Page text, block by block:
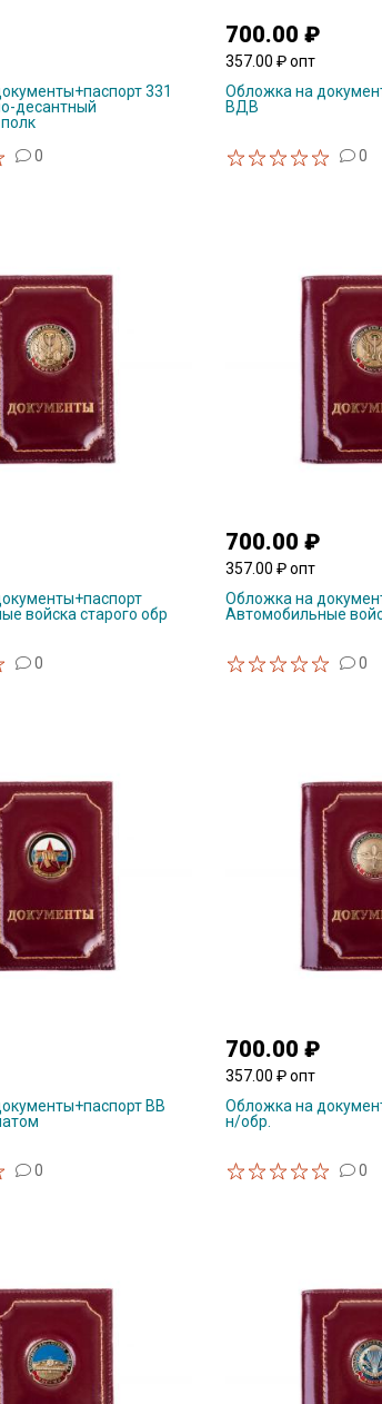
331
десантный
0
700.00 ₽
357.00 ₽ опт
Обложка на
ВДВ
0
войска старого обр
0
700.00 ₽
357.00 ₽ опт
Обложка на
Автомобильные
0
ВВ
0
700.00 ₽
357.00 ₽ опт
Обложка на
н/обр.
0